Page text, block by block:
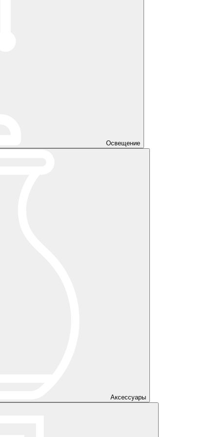
Освещение
Аксессуары